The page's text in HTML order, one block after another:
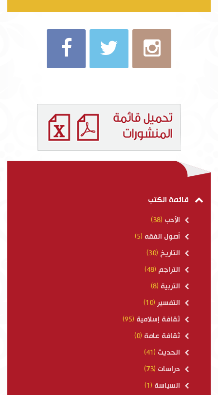
قائمة الكتب
الأدب (38)
أصول الفقه (5)
التاريخ (30)
التراجم (48)
التربية (8)
التفسير (10)
ثقافة إسلامية (95)
ثقافة عامة (0)
الحديث (41)
دراسات (73)
السياسة (1)